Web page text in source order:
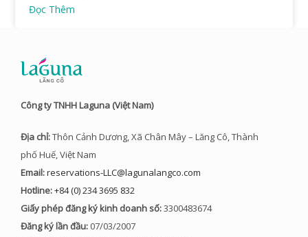
Đọc Thêm
Công ty TNHH Laguna (Việt Nam)
Địa chỉ:Thôn Cảnh Dương, Xã Chân Mây – Lăng Cô, Thành
phố Huế, Việt Nam
Email:reservations-LLC@lagunalangco.com
Hotline:+84 (0) 234 3695 832
Giấy phép đăng ký kinh doanh số:3300483674
Đăng ký lần đầu: 07/03/2007